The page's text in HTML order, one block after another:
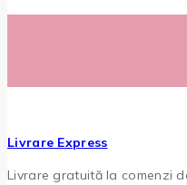
Livrare Express
Livrare gratuită la comenzi